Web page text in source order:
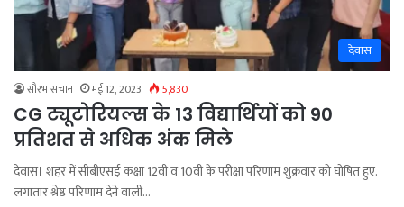
देवास
सौरभ सचान मई 12, 2023 5,830
CG ट्यूटोरियल्स के 13 विद्यार्थियों को 90
प्रतिशत से अधिक अंक मिले
देवास। शहर में सीबीएसई कक्षा 12वी व 10वी के परीक्षा परिणाम शुक्रवार को घोषित हुए.
लगातार श्रेष्ठ परिणाम देने वाली…